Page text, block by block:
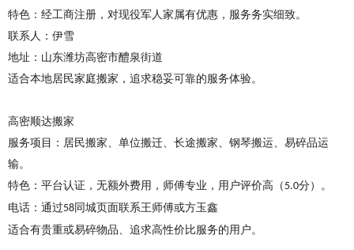
特色 ‌：经工商注册，对现役军人家属有优惠，服务务实细致。
联系人 ‌：伊雪
地址 ‌：山东潍坊高密市醴泉街道
适合本地居民家庭搬家，追求稳妥可靠的服务体验。
高密顺达搬家
服务项目 ‌：居民搬家、单位搬迁、长途搬家、钢琴搬运、易碎品运
输。
特色 ‌：平台认证，无额外费用，师傅专业，用户评价高（ 5.0分）。
电话 ‌：通过58 同城页面联系王师傅或方玉鑫
适合有贵重或易碎物品、追求高性价比服务的用户。